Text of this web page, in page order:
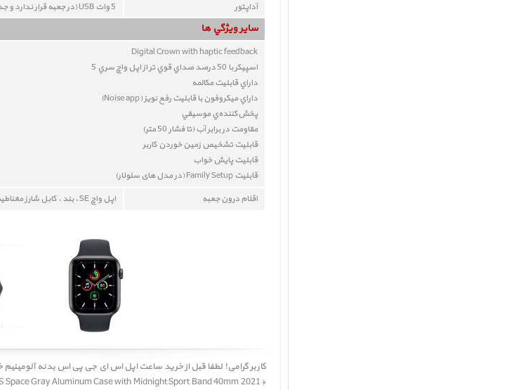
آداپتور
5 وات USB (در جعبه قرار ندارد و جداگانه باید خریداری شود)
ساير ويژگي ها
Digital Crown with haptic feedback
اسپيکر با 50 درصد صداي قوي تر از اپل واچ سري 5
داراي قابليت مکالمه
داراي ميکروفون با قابلیت رفع نویز (Noise app
)
پخش‌کننده‌ي موسيقي
مقاومت در برابر آب (تا فشار 50 متر)
قابليت تشخيص زمين خوردن کاربر
قابلیت پایش خواب
قابلیت Family Setup (در مدل های سلولار)
اقلام درون جعبه
اپل واچ SE ، بند ، کابل شارز مغناطيسي 1 متري